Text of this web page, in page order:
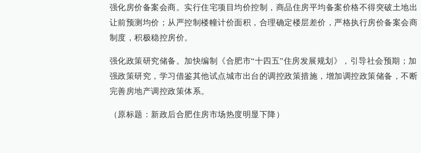
强化房价备案会商。实行住宅项目均价控制，商品住房平均备案价格不得突破土地出
让前预测均价；从严控制楼幢计价面积，合理确定楼层差价，严格执行房价备案会商
制度，积极稳控房价。
强化政策研究储备。加快编制《合肥市“十四五”住房发展规划》，引导社会预期；加
强政策研究，学习借鉴其他试点城市出台的调控政策措施，增加调控政策储备，不断
完善房地产调控政策体系。
（原标题：新政后合肥住房市场热度明显下降）